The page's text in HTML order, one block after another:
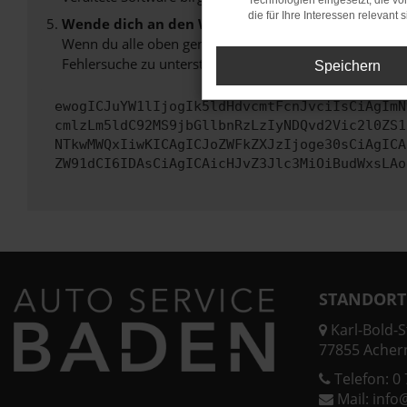
Wende dich an den Webseitenbetreiber.
Wenn du alle oben genannten Schritte versucht hast,
Fehlersuche zu unterstützen:
Karl-Bold-
77855
Telefon: 0
Mail:
die für Ihre Interessen relevant
Speichern